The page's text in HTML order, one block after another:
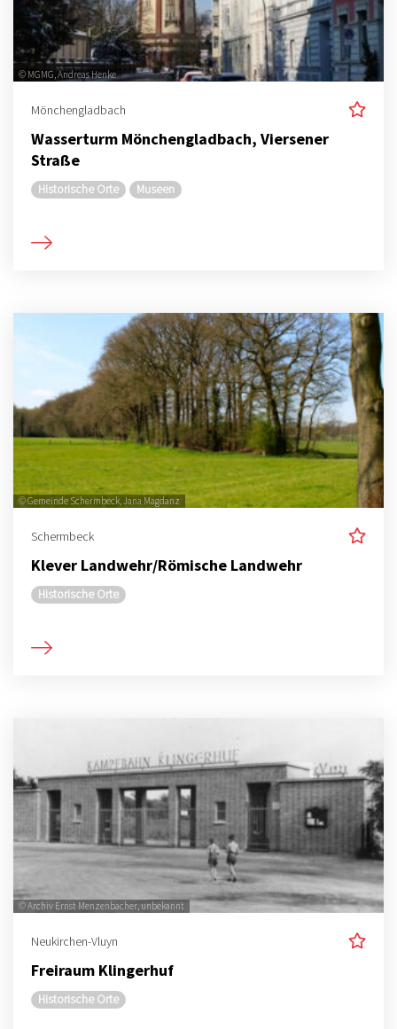
© MGMG, Andreas Henke
Mönchengladbach
Wasserturm Mönchengladbach, Viersener
Straße
Historische Orte Museen
© Gemeinde Schermbeck, Jana Magdanz
Schermbeck
Klever Landwehr/Römische Landwehr
Historische Orte
© Archiv Ernst Menzenbacher, unbekannt
Neukirchen-Vluyn
Freiraum Klingerhuf
Historische Orte